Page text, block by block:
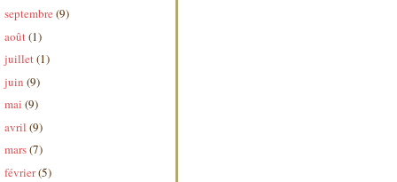
septembre (9)
août (1)
juillet(1)
juin (9)
mai (9)
avril (9)
mars(7)
février(5)